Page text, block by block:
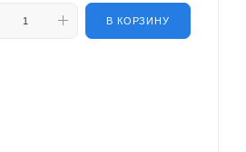
В КОРЗИНУ